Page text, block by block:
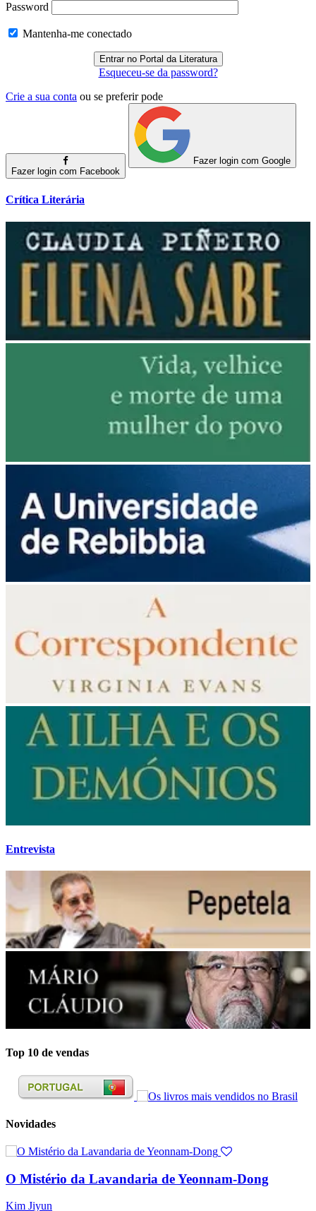
Password
Mantenha-me conectado
Esqueceu-se da password?
Crie a sua conta ou se preferir pode
Fazer login com Facebook
Fazer login com Google
Crítica Literária
Entrevista
Top 10 de vendas
Novidades
O Mistério da Lavandaria de Yeonnam-Dong
Kim Jiyun